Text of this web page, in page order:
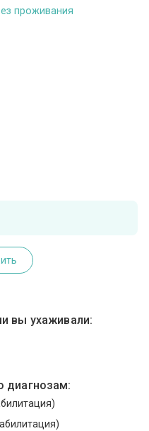
проживания
вы ухаживали:
диагнозам: